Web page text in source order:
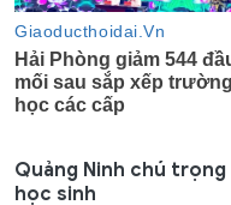
Quảng Ninh chú
học sinh